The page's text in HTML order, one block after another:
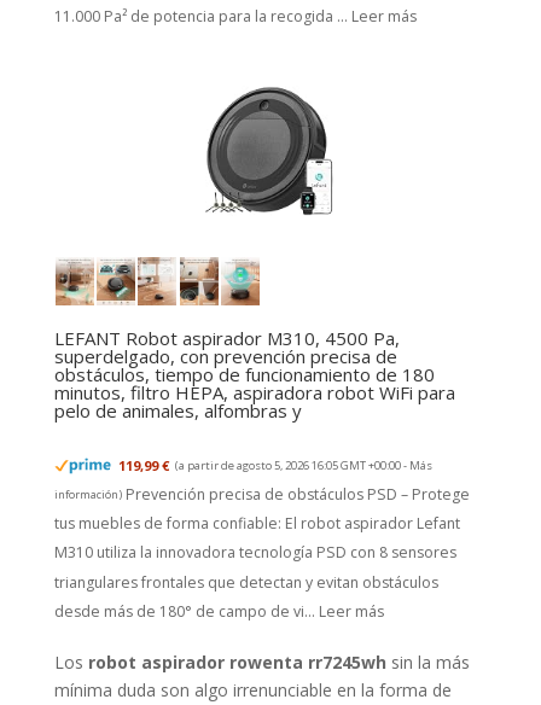
11.000 Pa² de potencia para la recogida ... Leer más
LEFANT Robot aspirador M310, 4500 Pa,
superdelgado, con prevención precisa de
obstáculos, tiempo de funcionamiento de 180
minutos, filtro HEPA, aspiradora robot WiFi para
pelo de animales, alfombras y
119,99 € (a partir de agosto 5, 2026 16:05 GMT +00:00 - Más
información) Prevención precisa de obstáculos PSD – Protege
tus muebles de forma confiable: El robot aspirador Lefant
M310 utiliza la innovadora tecnología PSD con 8 sensores
triangulares frontales que detectan y evitan obstáculos
desde más de 180° de campo de vi... Leer más
Los robot aspirador rowenta rr7245wh sin la más
mínima duda son algo irrenunciable en la forma de